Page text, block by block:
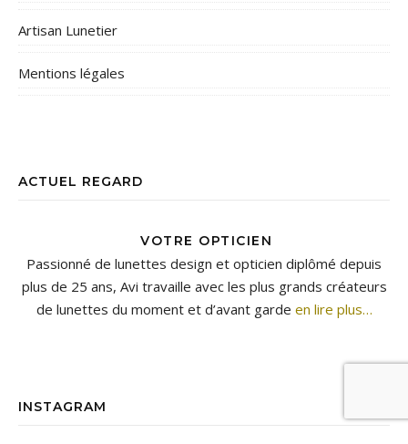
Artisan Lunetier
Mentions légales
ACTUEL REGARD
VOTRE OPTICIEN
Passionné de lunettes design et opticien diplômé depuis
plus de 25 ans, Avi travaille avec les plus grands créateurs
de lunettes du moment et d’avant garde en lire plus…
INSTAGRAM